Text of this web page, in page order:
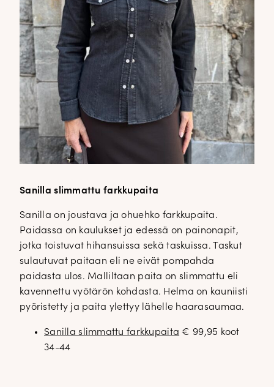
Sanilla slimmattu farkkupaita
Sanilla on joustava ja ohuehko farkkupaita.
Paidassa on kaulukset ja edessä on painonapit,
jotka toistuvat hihansuissa sekä taskuissa. Taskut
sulautuvat paitaan eli ne eivät pompahda
paidasta ulos. Malliltaan paita on slimmattu eli
kavennettu vyötärön kohdasta. Helma on kauniisti
pyöristetty ja paita ylettyy lähelle haarasaumaa.
Sanilla slimmattu farkkupaita € 99,95 koot
34-44